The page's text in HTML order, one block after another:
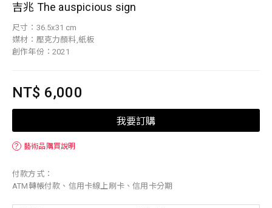
吉兆 The auspicious sign
尺寸：36.5x31 cm
媒材：壓克力顏料,紙板
創作年份：2021
NT$ 6,000
我要訂購
？ 藝術品購買說明
付款方式：
ATM轉帳付款、信用卡線上刷卡、信用卡分期